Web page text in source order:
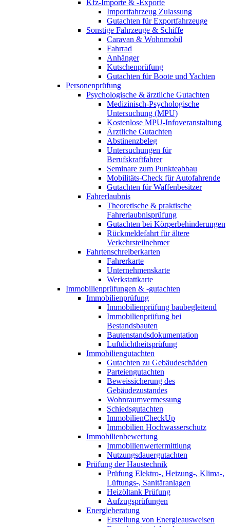
Kfz-Importe & -Exporte
Importfahrzeug Zulassung
Gutachten für Exportfahrzeuge
Sonstige Fahrzeuge & Schiffe
Caravan & Wohnmobil
Fahrrad
Anhänger
Kutschenprüfung
Gutachten für Boote und Yachten
Personenprüfung
Psychologische & ärztliche Gutachten
Medizinisch-Psychologische
Untersuchung (MPU)
Kostenlose MPU-Infoveranstaltung
Ärztliche Gutachten
Abstinenzbeleg
Untersuchungen für
Berufskraftfahrer
Seminare zum Punkteabbau
Mobilitäts-Check für Autofahrende
Gutachten für Waffenbesitzer
Fahrerlaubnis
Theoretische & praktische
Fahrerlaubnisprüfung
Gutachten bei Körperbehinderungen
Rückmeldefahrt für ältere
Verkehrsteilnehmer
Fahrtenschreiberkarten
Fahrerkarte
Unternehmenskarte
Werkstattkarte
Immobilienprüfungen & -gutachten
Immobilienprüfung
Immobilienprüfung baubegleitend
Immobilienprüfung bei
Bestandsbauten
Bautenstandsdokumentation
Luftdichtheitsprüfung
Immobiliengutachten
Gutachten zu Gebäudeschäden
Parteiengutachten
Beweissicherung des
Gebäudezustandes
Wohnraumvermessung
Schiedsgutachten
ImmobilienCheckUp
Immobilien Hochwasserschutz
Immobilienbewertung
Immobilienwertermittlung
Nutzungsdauergutachten
Prüfung der Haustechnik
Prüfung Elektro-, Heizung-, Klima-,
Lüftungs-, Sanitäranlagen
Heizöltank Prüfung
Aufzugsprüfungen
Energieberatung
Erstellung von Energieausweisen